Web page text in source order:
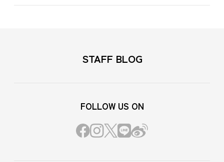
STAFF BLOG
FOLLOW US ON